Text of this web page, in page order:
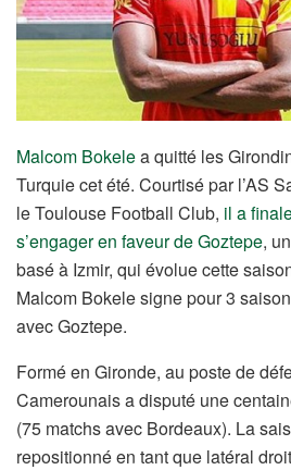
Malcom Bokelea quitté les
Turquie cet été. Courtisé par l’AS
le Toulouse Football Club, il a
s’engager en faveur de Goztepe,
basé à Izmir, qui évolue cette
Malcom Bokele signe pour 3
avec Goztepe.
Formé en Gironde, au poste de
Camerounais a disputé une
(75 matchs avec Bordeaux). La
repositionné en tant que latéral